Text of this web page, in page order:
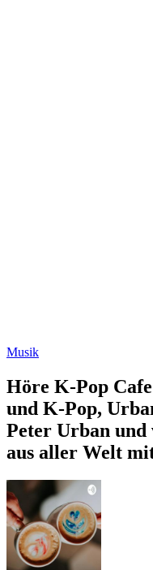
Musik
Höre K-Pop
und K-Pop,
Peter Urban und
aus aller Welt